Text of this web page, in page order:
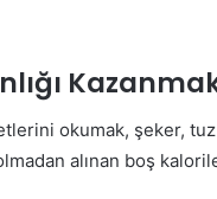
okumak, şeker, tuz
alınan boş